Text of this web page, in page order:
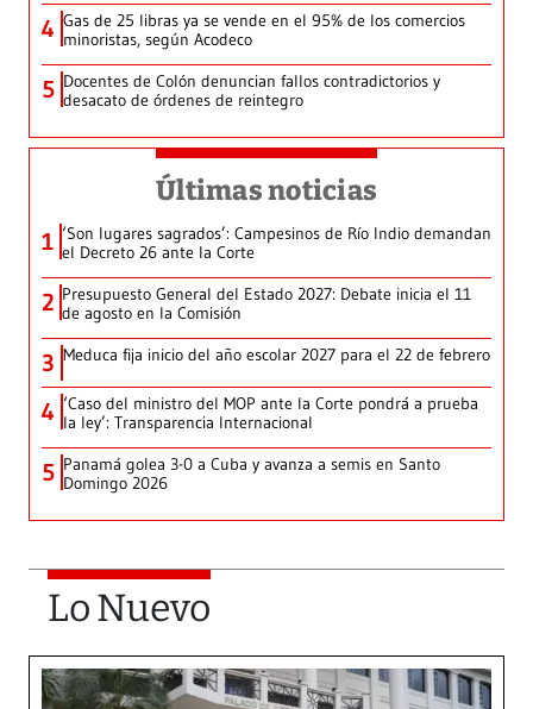
4 Gas de 25 libras ya se vende en el 95% de los comercios
minoristas, según Acodeco
5 Docentes de Colón denuncian fallos contradictorios y
desacato de órdenes de reintegro
Últimas noticias
1 ‘Son lugares sagrados’: Campesinos de Río Indio demandan
el Decreto 26 ante la Corte
2 Presupuesto General del Estado 2027: Debate inicia el 11
de agosto en la Comisión
3 Meduca fija inicio del año escolar 2027 para el 22 de febrero
4 ‘Caso del ministro del MOP ante la Corte pondrá a prueba
la ley’: Transparencia Internacional
5 Panamá golea 3-0 a Cuba y avanza a semis en Santo
Domingo 2026
Lo Nuevo